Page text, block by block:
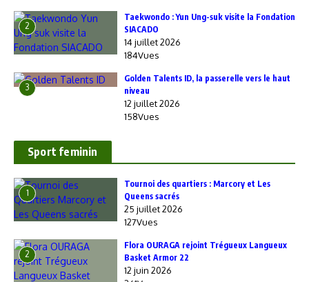
2
Taekwondo : Yun Ung-suk visite la Fondation
SIACADO
14 juillet 2026
184Vues
3
Golden Talents ID, la passerelle vers le haut
niveau
12 juillet 2026
158Vues
Sport feminin
1
‎Tournoi des quartiers : Marcory et Les
Queens sacrés
25 juillet 2026
127Vues
2
Flora OURAGA rejoint Trégueux Langueux
Basket Armor 22
12 juin 2026